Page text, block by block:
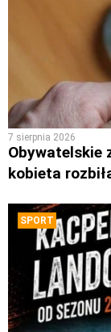
7 sierpnia 2026
Obywatelskie
kobieta
SPORT